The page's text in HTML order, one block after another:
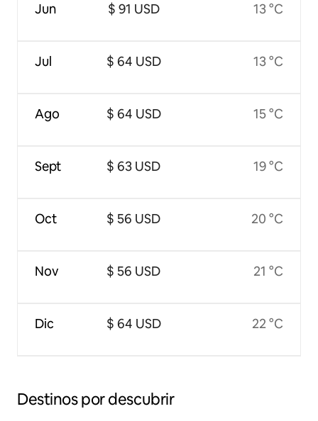
Jun
Jul
Ago
Sept
Oct
Nov
Dic
$ 91 USD
$ 64 USD
$ 64 USD
$ 63 USD
$ 56 USD
$ 56 USD
$ 64 USD
13 °C
13 °C
15 °C
19 °C
20 °C
21 °C
22 °C
Destinos por descubrir